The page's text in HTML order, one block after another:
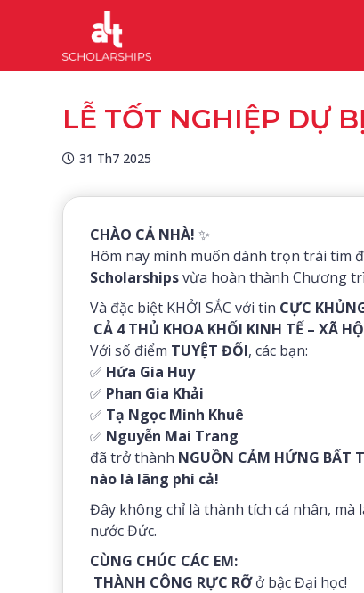
LỄ TỐT NGHIỆP DỰ
31 Th7 2025
CHÀO CẢ NHÀ! ✨
Hôm nay mình muốn dành trọn trái tim
Scholarshipsvừa hoàn thành Chương
Và đặc biệt KHỞI SẮC với tin CỰC
CẢ 4 THỦ KHOA KHỐI KINH TẾ – XÃ
Với số điểm TUYỆT ĐỐI, các bạn:
✅ Hứa Gia Huy
✅ Phan Gia Khải
✅ Tạ Ngọc Minh Khuê
✅ Nguyễn Mai Trang
đã trở thành NGUỒN CẢM HỨNG BẤT
nào là lãng phí cả!
Đây không chỉ là thành tích cá nhân, mà
nước Đức.
CÙNG CHÚC CÁC EM:
THÀNH CÔNG RỰC RỠở bậc Đại học!